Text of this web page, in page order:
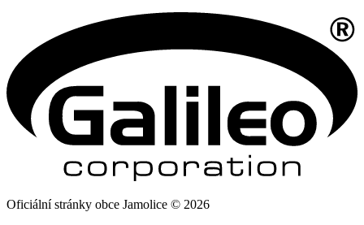
Oficiální stránky obce Jamolice © 2026